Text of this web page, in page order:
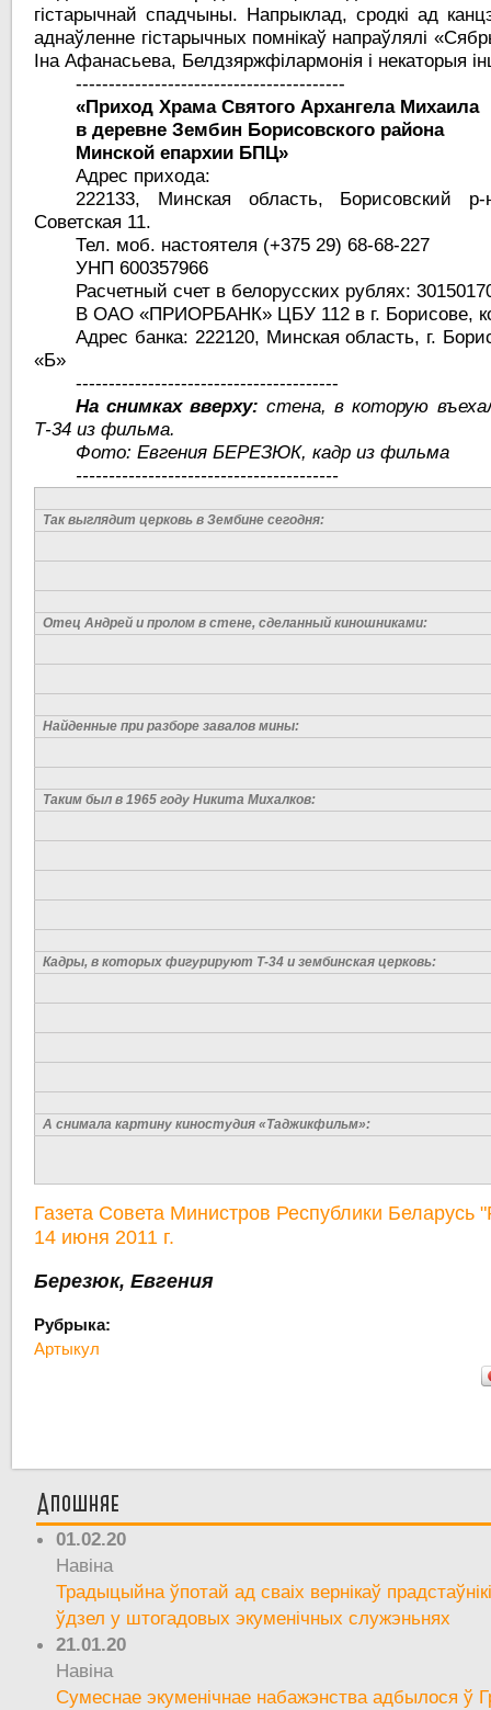
гістарычнай спадчыны. Напрыклад, сродкі ад
аднаўленне гістарычных помнікаў напраўлялі
Іна Афанасьева, Белдзяржфілармонія і некаторыя
-----------------------------------------
«Приход Храма СвятогоАрхангела Михаила
в деревне Зембин Борисовского района
Минской епархии БПЦ»
Адрес прихода:
222133, Минская область, Борисовский
Советская 11.
Тел. моб. настоятеля (+375 29) 68-68-227
УНП 600357966
Расчетный счет в белорусских рублях:
В ОАО «ПРИОРБАНК» ЦБУ 112 в г. Борисове,
Адрес банка: 222120, Минская область, г.
«Б»
----------------------------------------
На снимках вверху: стена, в которую
Т-34 из фильма.
Фото: Евгения БЕРЕЗЮК, кадр из фильма
----------------------------------------
Так выглядит церковь в Зембине сегодня:
Отец Андрей и пролом в стене, сделанный киношниками:
Найденные при разборе завалов мины:
Таким был в 1965 году Никита Михалков:
Кадры, в которых фигурируют Т-34 и зембинская церковь:
А снимала картину киностудия «Таджикфильм»:
Газета Совета Министров Республики Беларусь
14 июня 2011 г.
Березюк, Евгения
Рубрыка:
Артыкул
Апошняе
01.02.20
Навіна
Традыцыйна ўпотай ад сваіх вернікаў
ўдзел у штогадовых экуменічных служэньнях
21.01.20
Навіна
Сумеснае экуменічнае набажэнства адбылося ў